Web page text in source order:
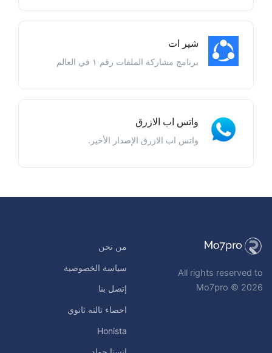
شير ات
برنامج مشاركة الملفات رقم ١ في العالم
واتس اب الازرق
واتس اب الازرق الإصدار الأخير.
All rights reserved to
Mo7pro © 2026
من نحن
سياسة الخصوصية
إتصل بنا
احصاء تالته ثانوي
Honista